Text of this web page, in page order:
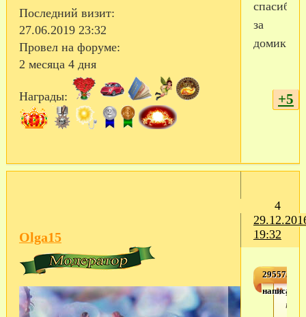
Последний визит:
27.06.2019 23:32
Провел на форуме:
2 месяца 4 дня
Награды:
спасибо
за
домик!
+5
4
19:32
Olga15